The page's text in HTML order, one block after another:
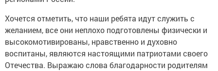
Хочется отметить, что наши ребята идут служить с
желанием, все они неплохо подготовлены физически и
высокомотивированы, нравственно и духовно
воспитаны, являются настоящими патриотами своего
Отечества. Выражаю слова благодарности родителям